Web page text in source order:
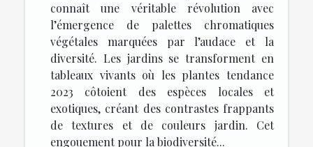
connaît une véritable révolution avec
l’émergence de palettes chromatiques
végétales marquées par l’audace et la
diversité. Les jardins se transforment en
tableaux vivants où les plantes tendance
2023 côtoient des espèces locales et
exotiques, créant des contrastes frappants
de textures et de couleurs jardin. Cet
engouement pour la biodiversité...